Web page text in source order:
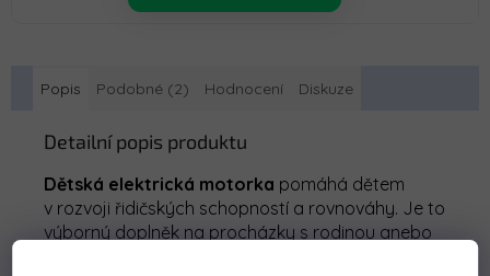
Popis Podobné (2) Hodnocení Diskuze
Detailní popis produktu
Dětská elektrická motorka pomáhá dětem
v rozvoji řidičských schopností a rovnováhy. Je to
výborný doplněk na procházky s rodinou anebo